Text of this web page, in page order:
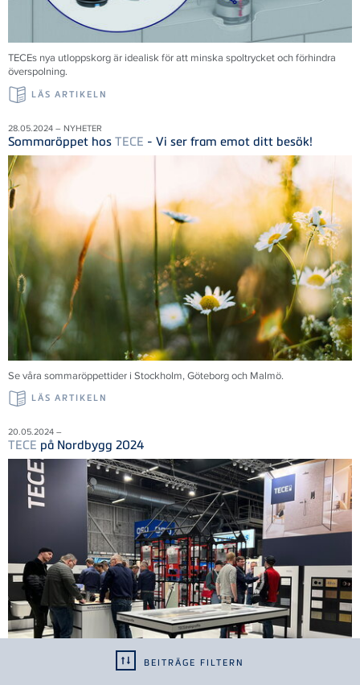
BEITRÄGE FILTERN
TECEs nya utloppskorg är idealisk för att minska spoltrycket och förhindra
överspolning.
LÄS ARTIKELN
28.05.2024 – NYHETER
Sommaröppet hos TECE - Vi ser fram emot ditt besök!
Se våra sommaröppettider i Stockholm, Göteborg och Malmö.
LÄS ARTIKELN
20.05.2024 –
TECE på Nordbygg 2024